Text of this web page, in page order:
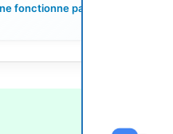
fonctionne pas après